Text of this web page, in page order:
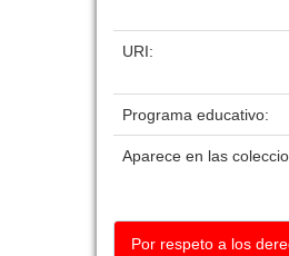
URI:
Programa educativo:
Aparece en las
Por respeto a los